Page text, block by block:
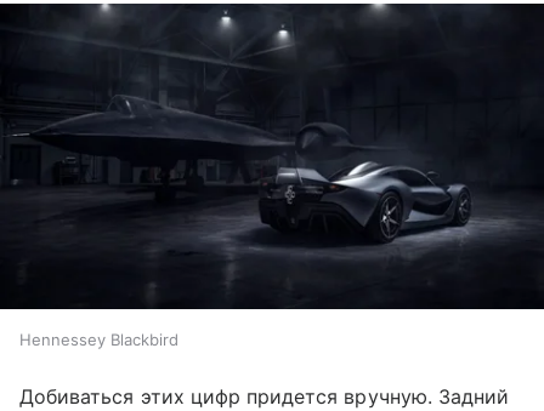
Hennessey Blackbird
Добиваться этих цифр придется вручную. Задний